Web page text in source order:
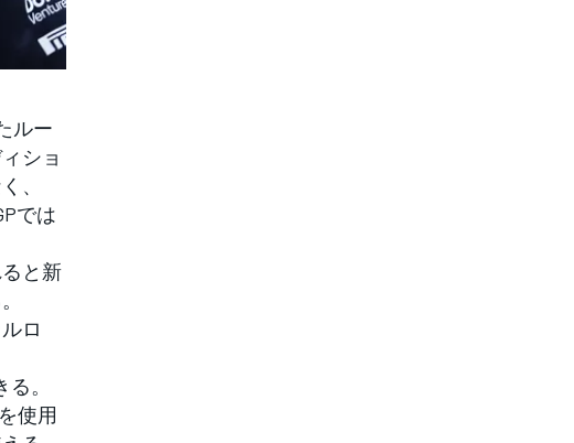
ルー
ショ
、
では
と新
ロ
。
使用